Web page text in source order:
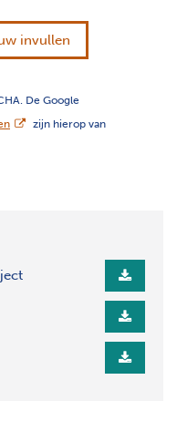
invullen
De Google
opent nieuw scherm
zijn hierop van